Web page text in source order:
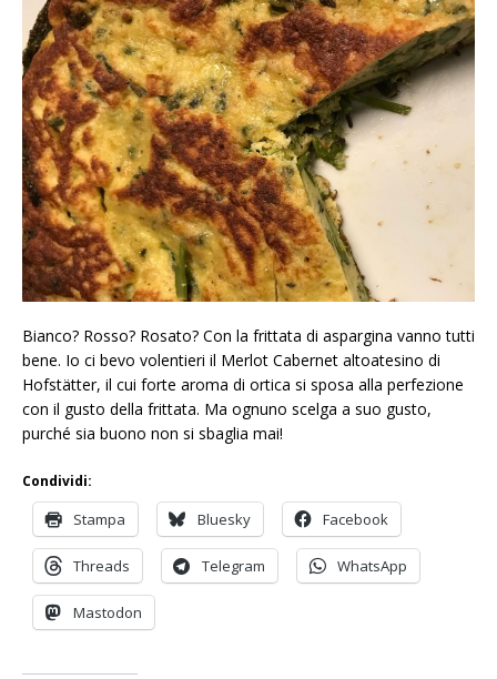
Bianco? Rosso? Rosato? Con la frittata di aspargina vanno tutti
bene. Io ci bevo volentieri il Merlot Cabernet altoatesino di
Hofstätter, il cui forte aroma di ortica si sposa alla perfezione
con il gusto della frittata. Ma ognuno scelga a suo gusto,
purché sia buono non si sbaglia mai!
Condividi:
Stampa Bluesky Facebook
Threads Telegram WhatsApp
Mastodon